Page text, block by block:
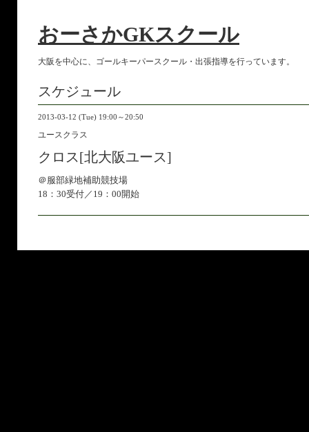
おーさかGKスクール
大阪を中心に、ゴールキーパースクール・出張指導を行っています。
スケジュール
2013-03-12 (Tue) 19:00～20:50
ユースクラス
クロス[北大阪ユース]
＠服部緑地補助競技場
18：30受付／19：00開始